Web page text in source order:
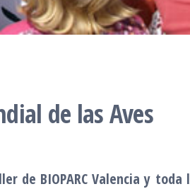
de las Aves
de BIOPARC Valencia y